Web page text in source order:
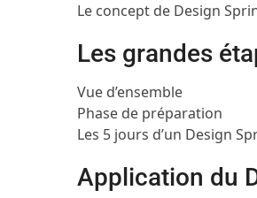
Le concept de Design
Les grandes
Vue d’ensemble
Phase de préparation
Les 5 jours d’un Design
Application du